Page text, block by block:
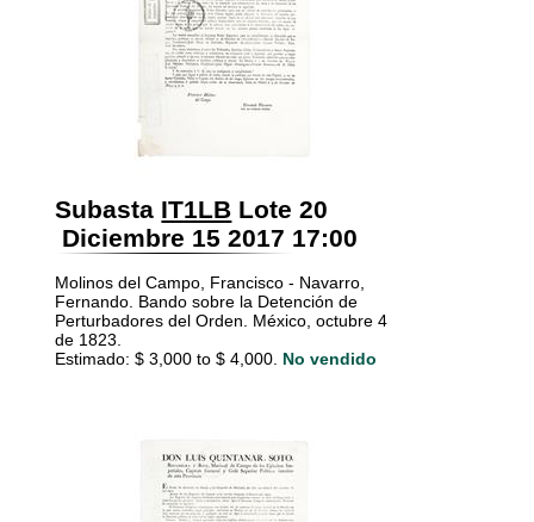
Subasta IT1LB Lote 20
Diciembre 15 2017 17:00
Molinos del Campo, Francisco - Navarro,
Fernando. Bando sobre la Detención de
Perturbadores del Orden. México, octubre 4
de 1823.
Estimado: $ 3,000 to $ 4,000. No vendido